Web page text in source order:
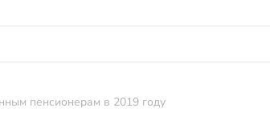
пенсионерам в 2019 году